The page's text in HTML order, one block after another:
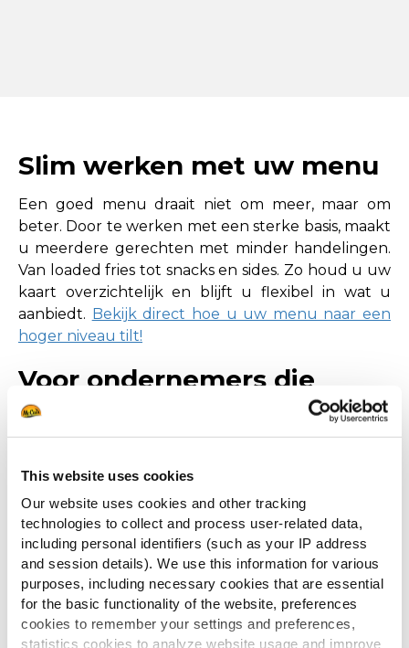
This website uses cookies
Our website uses cookies and other tracking
technologies to collect and process user-related data,
including personal identifiers (such as your IP address
and session details). We use this information for various
purposes, including necessary cookies that are essential
for the basic functionality of the website, preferences
cookies to remember your settings and preferences,
statistics cookies to analyze website usage and improve
Slim werken met uw menu
Een goed menu draait niet om meer, maar om
beter. Door te werken met een sterke basis, maakt
u meerdere gerechten met minder handelingen.
Van loaded fries tot snacks en sides. Zo houd u uw
kaart overzichtelijk en blijft u flexibel in wat u
aanbiedt. Bekijk direct hoe u uw menu naar een
hoger niveau tilt!
Voor ondernemers die
vooruit willen
u gebruikt. U kiest voor producten die u helpen
neer te zetten. Producten die kloppen in de
praktijk en die bijdragen aan hoe klanten u
ervaren.
Daarom kiezen horecaondernemers voor McCain:
Betrouwbare kwaliteit, elke dag opnieuw